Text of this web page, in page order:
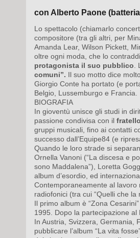
con Alberto Paone
Lo spettacolo (chiamarlo
compositore (tra gli altri, per
Amanda Lear, Wilson Pickett,
oltre ogni moda, che lo
protagonista il suo pubblico
comuni”. Il suo motto dice
Giorgio Conte ha portato (e
Belgio, Lussemburgo e Francia.
BIOGRAFIA
In gioventù unisce gli studi in
passione condivisa con il
gruppi musicali, fino ai contatti
successo dall’Equipe84 (e
Quando le loro strade si
Ornella Vanoni (“La discesa e
sono Maddalena”), Loretta
album d’esordio, ed
Contemporaneamente al
radiofonici (tra cui “Quelli che
Il primo album è “Zona
1995. Dopo la partecipazione al
In Austria, Svizzera, Germania,
pubblicare l’album “La vita